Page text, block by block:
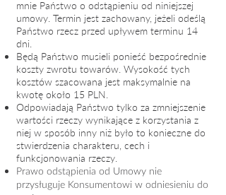
mnie Państwo o odstąpieniu od niniejszej
umowy. Termin jest zachowany, jeżeli odeślą
Państwo rzecz przed upływem terminu 14
dni.
Będą Państwo musieli ponieść bezpośrednie
koszty zwrotu towarów. Wysokość tych
kosztów szacowana jest maksymalnie na
kwotę około 15 PLN.
Odpowiadają Państwo tylko za zmniejszenie
wartości rzeczy wynikające z korzystania z
niej w sposób inny niż było to konieczne do
stwierdzenia charakteru, cech i
funkcjonowania rzeczy.
Prawo odstąpienia od Umowy nie
przysługuje Konsumentowi w odniesieniu do